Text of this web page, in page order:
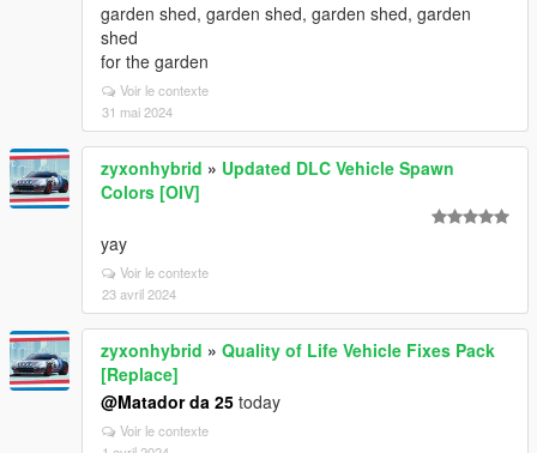
garden shed, garden shed, garden shed, garden
shed
for the garden
Voir le contexte
31 mai 2024
zyxonhybrid » Updated DLC Vehicle Spawn
Colors [OIV]
yay
Voir le contexte
23 avril 2024
zyxonhybrid » Quality of Life Vehicle Fixes Pack
[Replace]
@Matador da 25 today
Voir le contexte